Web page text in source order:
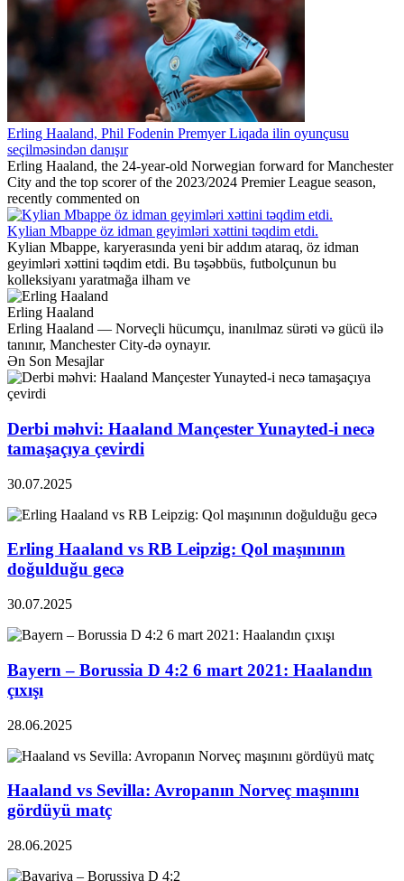
Erling Haaland, Phil Fodenin Premyer Liqada ilin oyunçusu
seçilməsindən danışır
Erling Haaland, the 24-year-old Norwegian forward for Manchester
City and the top scorer of the 2023/2024 Premier League season,
recently commented on
Kylian Mbappe öz idman geyimləri xəttini təqdim etdi.
Kylian Mbappe, karyerasında yeni bir addım ataraq, öz idman
geyimləri xəttini təqdim etdi. Bu təşəbbüs, futbolçunun bu
kolleksiyanı yaratmağa ilham ve
Erling Haaland
Erling Haaland — Norveçli hücumçu, inanılmaz sürəti və gücü ilə
tanınır, Manchester City-də oynayır.
Ən Son Mesajlar
Derbi məhvi: Haaland Mançester Yunayted-i necə
tamaşaçıya çevirdi
30.07.2025
Erling Haaland vs RB Leipzig: Qol maşınının
doğulduğu gecə
30.07.2025
Bayern – Borussia D 4:2 6 mart 2021: Haalandın
çıxışı
28.06.2025
Haaland vs Sevilla: Avropanın Norveç maşınını
gördüyü matç
28.06.2025